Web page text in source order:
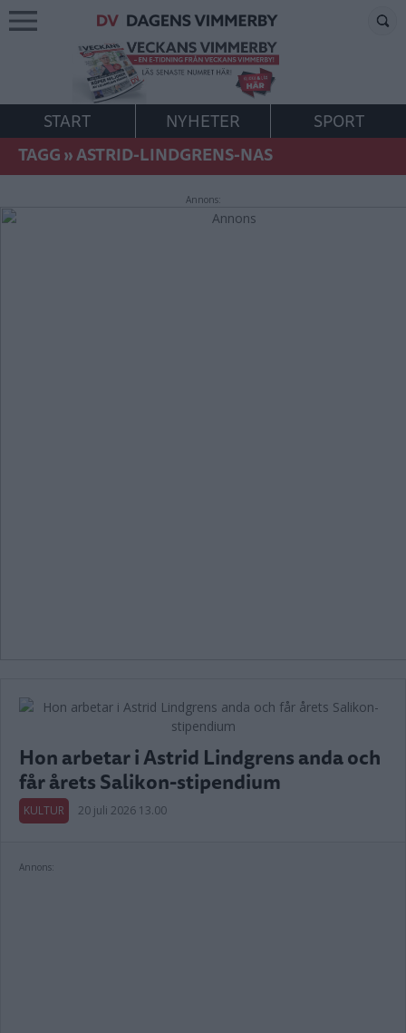
START NYHETER
SPORT
TAGG»ASTRID-LINDGRENS-NAS
Annons:
Hon arbetar i Astrid Lindgrens anda och
får årets Salikon-stipendium
KULTUR 20 juli 2026 13.00
Annons: